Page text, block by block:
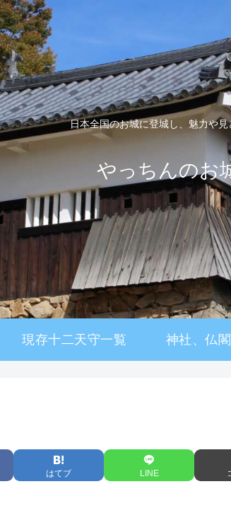
日本全国のお城に登城し、魅力や
やっちんのお
現存十二天守一覧 神社、仏閣
はてブ LINE